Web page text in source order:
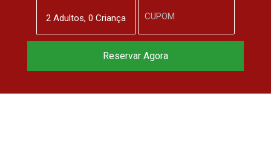
2 Adultos, 0 Criança
Reservar Agora